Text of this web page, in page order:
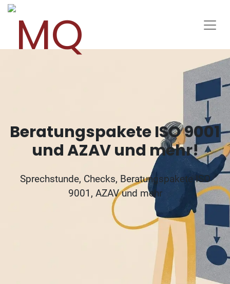
Beratungspakete ISO 9001
und AZAV und mehr!
Sprechstunde, Checks, Beratungspakete ISO
9001, AZAV und mehr